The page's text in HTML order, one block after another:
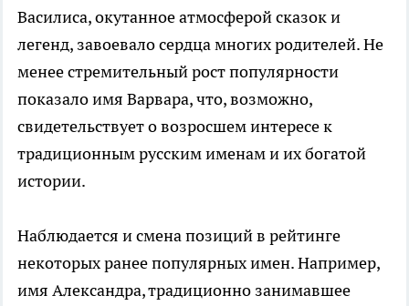
Василиса, окутанное атмосферой сказок и
легенд, завоевало сердца многих родителей. Не
менее стремительный рост популярности
показало имя Варвара, что, возможно,
свидетельствует о возросшем интересе к
традиционным русским именам и их богатой
истории.
Наблюдается и смена позиций в рейтинге
некоторых ранее популярных имен. Например,
имя Александра, традиционно занимавшее